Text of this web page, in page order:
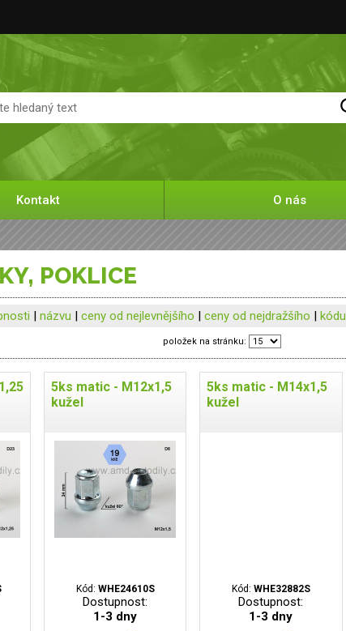
Kontakt O nás
POKLICE
| názvu | ceny od nejlevnějšího | ceny od nejdražšího | kódu
položek na stránku:
5ks matic - M12x1,5
kužel
Kód: WHE24610S
Dostupnost:
1-3 dny
5ks matic - M14x1,5
kužel
Kód: WHE32882S
Dostupnost:
1-3 dny